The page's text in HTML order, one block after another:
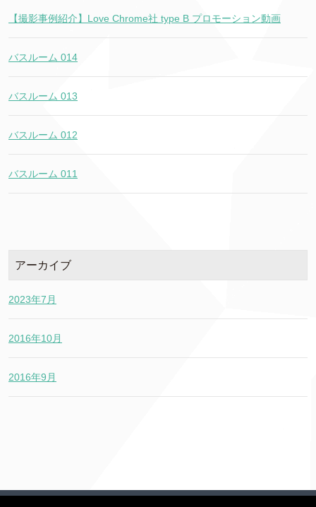
【撮影事例紹介】Love Chrome社 type B プロモーション動画
バスルーム 014
バスルーム 013
バスルーム 012
バスルーム 011
アーカイブ
2023年7月
2016年10月
2016年9月